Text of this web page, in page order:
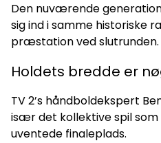
Den nuværende
sig ind i samme historiske
præstation ved slutrunden.
Holdets bredde er
TV 2’s håndboldekspert
især det kollektive spil
uventede finaleplads.